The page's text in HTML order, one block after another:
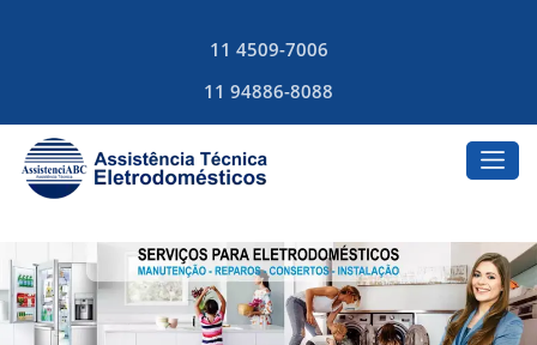
11 4509-7006
11 94886-8088